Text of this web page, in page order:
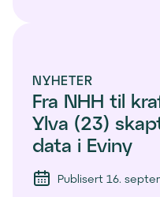
NYHETER
Fra NHH til
Ylva (23)
data i Eviny
Publisert 16.